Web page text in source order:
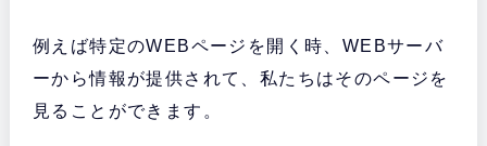
例えば特定のWEBページを開く時、WEBサーバ
ーから情報が提供されて、私たちはそのページを
見ることができます。